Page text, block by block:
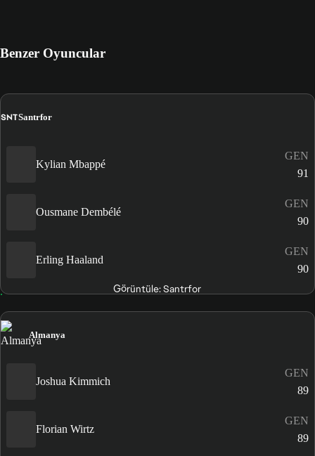
Benzer Oyuncular
SNTSantrfor
Kylian Mbappé
GEN
91
Ousmane Dembélé
GEN
90
Erling Haaland
GEN
90
Görüntüle: Santrfor
Almanya
Joshua Kimmich
GEN
89
Florian Wirtz
GEN
89